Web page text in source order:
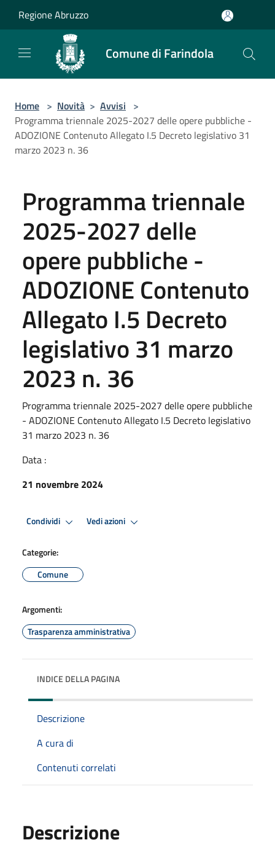
Regione Abruzzo
Comune di Farindola
Home > Novità > Avvisi >
Programma triennale 2025-2027 delle opere pubbliche -
ADOZIONE Contenuto Allegato I.5 Decreto legislativo 31
marzo 2023 n. 36
Programma triennale
2025-2027 delle
opere pubbliche -
ADOZIONE Contenuto
Allegato I.5 Decreto
legislativo 31 marzo
2023 n. 36
Programma triennale 2025-2027 delle opere pubbliche
- ADOZIONE Contenuto Allegato I.5 Decreto legislativo
31 marzo 2023 n. 36
Data :
21 novembre 2024
Condividi Vedi azioni
Categorie:
Comune
Argomenti:
Trasparenza amministrativa
INDICE DELLA PAGINA
Descrizione
A cura di
Contenuti correlati
Descrizione